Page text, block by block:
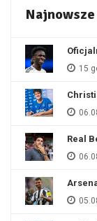
15
Real